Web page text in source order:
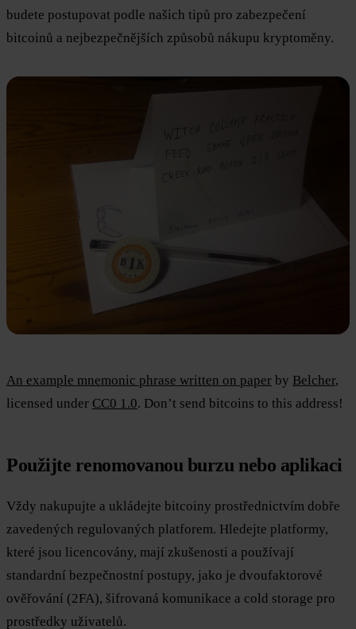
budete postupovat podle našich tipů pro zabezpečení
bitcoinů a nejbezpečnějších způsobů nákupu kryptoměny.
An example mnemonic phrase written on paper by Belcher,
licensed under CC0 1.0. Don’t send bitcoins to this address!
Použijte renomovanou burzu nebo aplikaci
Vždy nakupujte a ukládejte bitcoiny prostřednictvím dobře
zavedených regulovaných platforem. Hledejte platformy,
které jsou licencovány, mají zkušenosti a používají
standardní bezpečnostní postupy, jako je dvoufaktorové
ověřování (2FA), šifrovaná komunikace a cold storage pro
prostředky uživatelů.